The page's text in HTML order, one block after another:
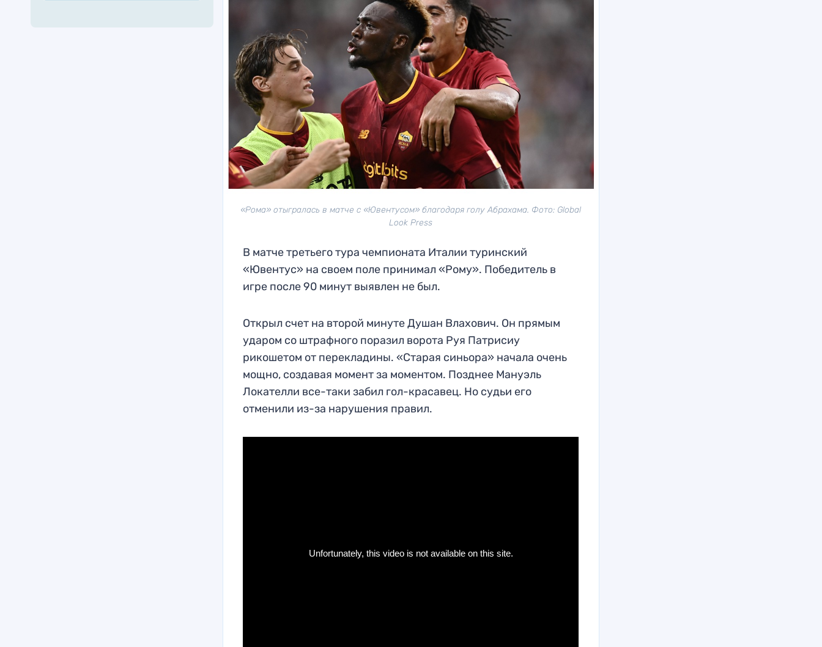
«Рома» отыгралась в матче с «Ювентусом» благодаря голу Абрахама. Фото: Global
Look Press
В матче третьего тура чемпионата Италии туринский
«Ювентус» на своем поле принимал «Рому». Победитель в
игре после 90 минут выявлен не был.
Открыл счет на второй минуте Душан Влахович. Он прямым
ударом со штрафного поразил ворота Руя Патрисиу
рикошетом от перекладины. «Старая синьора» начала очень
мощно, создавая момент за моментом. Позднее Мануэль
Локателли все-таки забил гол-красавец. Но судьи его
отменили из-за нарушения правил.